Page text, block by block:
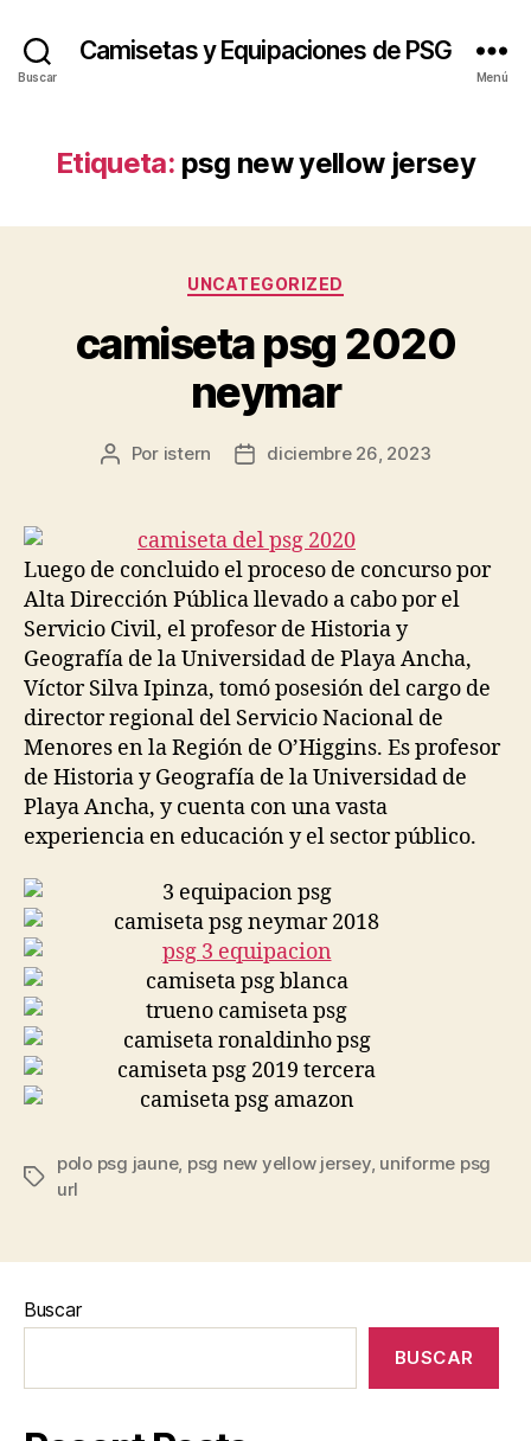
Buscar
Camisetas y Equipaciones de PSG
Menú
Etiqueta: psg new yellow jersey
Categorías
UNCATEGORIZED
camiseta psg 2020
neymar
Autor
entrada
Por istern
Fecha
entrada
diciembre 26, 2023
Luego de concluido el proceso de concurso por
Alta Dirección Pública llevado a cabo por el
Servicio Civil, el profesor de Historia y
Geografía de la Universidad de Playa Ancha,
Víctor Silva Ipinza, tomó posesión del cargo de
director regional del Servicio Nacional de
Menores en la Región de O’Higgins. Es profesor
de Historia y Geografía de la Universidad de
Playa Ancha, y cuenta con una vasta
experiencia en educación y el sector público.
Etiquetas
polo psg jaune, psg new yellow jersey, uniforme psg
url
Buscar
BUSCAR